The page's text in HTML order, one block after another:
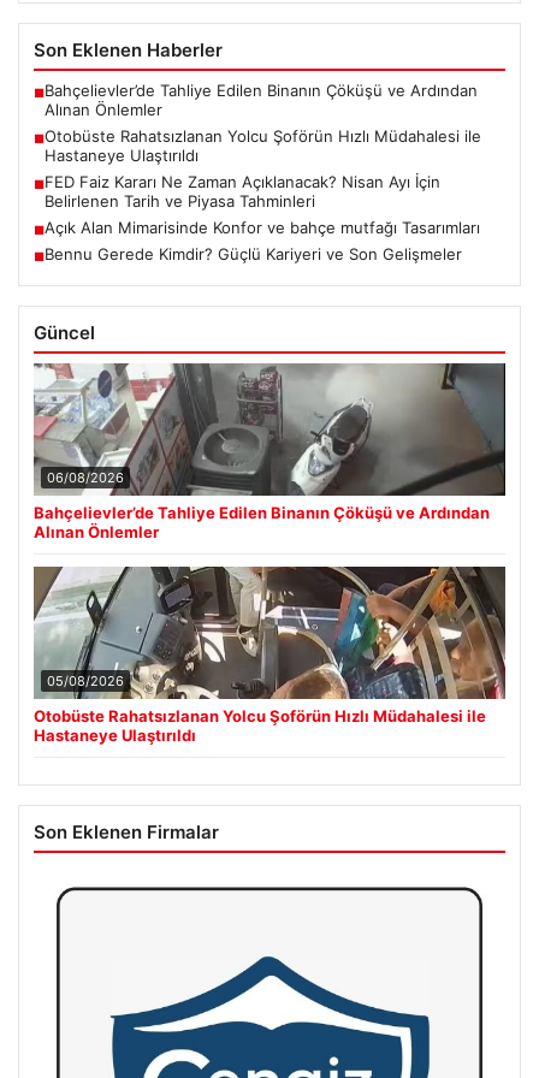
Son Eklenen Haberler
■Bahçelievler’de Tahliye Edilen Binanın Çöküşü ve Ardından
Alınan Önlemler
■Otobüste Rahatsızlanan Yolcu Şoförün Hızlı Müdahalesi ile
Hastaneye Ulaştırıldı
■FED Faiz Kararı Ne Zaman Açıklanacak? Nisan Ayı İçin
Belirlenen Tarih ve Piyasa Tahminleri
■Açık Alan Mimarisinde Konfor ve bahçe mutfağı Tasarımları
■Bennu Gerede Kimdir? Güçlü Kariyeri ve Son Gelişmeler
Güncel
06/08/2026
Bahçelievler’de Tahliye Edilen Binanın Çöküşü ve Ardından
Alınan Önlemler
05/08/2026
Otobüste Rahatsızlanan Yolcu Şoförün Hızlı Müdahalesi ile
Hastaneye Ulaştırıldı
Son Eklenen Firmalar